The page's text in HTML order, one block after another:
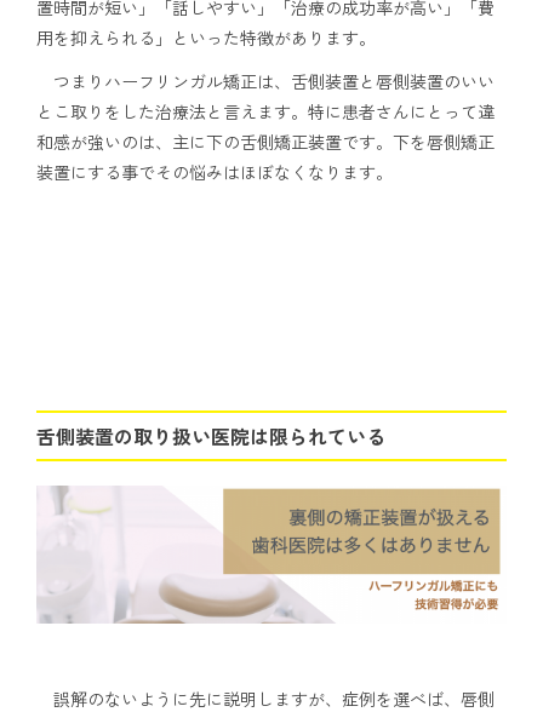
置時間が短い」「話しやすい」「治療の成功率が高い」「費
用を抑えられる」といった特徴があります。
つまりハーフリンガル矯正は、舌側装置と唇側装置のいい
とこ取りをした治療法と言えます。特に患者さんにとって違
和感が強いのは、主に下の舌側矯正装置です。下を唇側矯正
装置にする事でその悩みはほぼなくなります。
舌側装置の取り扱い医院は限られている
誤解のないように先に説明しますが、症例を選べば、唇側